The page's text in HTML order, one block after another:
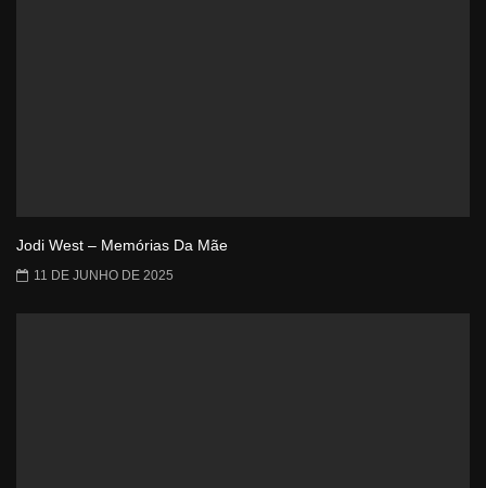
Jodi West – Memórias Da Mãe
11 DE JUNHO DE 2025